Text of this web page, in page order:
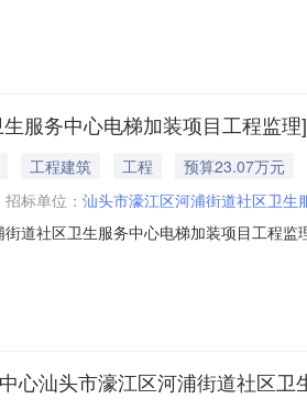
审批项目否采购项目编码：
服务中心电梯加装项目工程监
工程建筑 工程
预算23.07万元
招标单位： 汕头市濠江区河浦街道社区卫生
道社区卫生服务中心电梯加装项目工程
介服务事项无（属于非行政管理的中介
心汕头市濠江区河浦街道社区